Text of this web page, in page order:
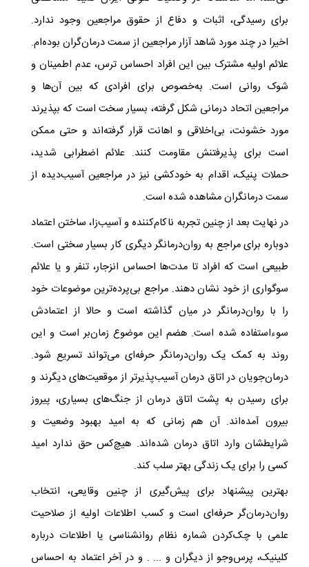
برای رسیدگی، اثبات و دفاع از حقوق مراجعین وجود ندارد.
اخیرا در چند مورد شاهد آزار مراجعین از سمت درمان‌گران بوده‌ام.
علائم اولیه مشترک بین این افراد احساس ترس، عدم اطمینان و
شوک روانی است. به‌خصوص برای افرادی که بین آن‌ها و
مراجعین اتحاد درمانی شکل گرفته، بسیار سخت است که بپذیرند
مورد خشونت، بی‌اخلاقی و اهانت قرار گرفته‌اند و حتی ممکن
است برای پذیرفتنش مقاومت کنند. علائم اضطرابی شدید،
حملات پنیک، اقدام به خودکشی نیز در مراجعین آسیب‌دیده از
سمت درمانگران مشاهده شده است.
در نهایت بعد از چنین تجربه ناکام‌کننده و آسیب‌زا، ساختن اعتماد
دوباره برای مراجع به روان‌درمانگر دیگری کار بسیار سختی است.
طبیعی است که افراد تا مدت‌ها احساس انزجار، تنفر و یا علائم
سوگواری از خود نشان دهند. مراجع بی‌پرده‌ترین موضوعات خود
را با روان‌درمانگر در میان گذاشته‌ است و حالا از اعتمادش
سوءاستفاده شده است. هضم این موضوع زمان‌بر است و این
روند به کمک یک روان‌درمانگر حرفه‌ای می‌تواند تسریع شود.
درمان‌جویان در اتاق درمان آسیب‌پذیرتر از موقعیت‌های دیگرند و
برای رسیدن به پشت اتاق درمان از جنگ‌های بسیاری، پیروز
بیرون آمده‌اند. آن هم زمانی که به امید بهبود وضعیت و
شرایطشان وارد اتاق درمان شده‌اند. هیچ‌کس حق ندارد امید
کسی را برای یک زندگی بهتر سلب کند.
بهترین پیشنهاد برای پیش‌گیری از چنین وقایعی، انتخاب
روان‌درمان‌گر حرفه‌ای است و کسب اطلاعات اولیه از صلاحیت
علمی با چک‌کردن شماره نظام روانشناسی یا اطلاعات درباره
کلینیک، پرس‌وجو از دیگران و ... . و در آخر اعتماد به احساس